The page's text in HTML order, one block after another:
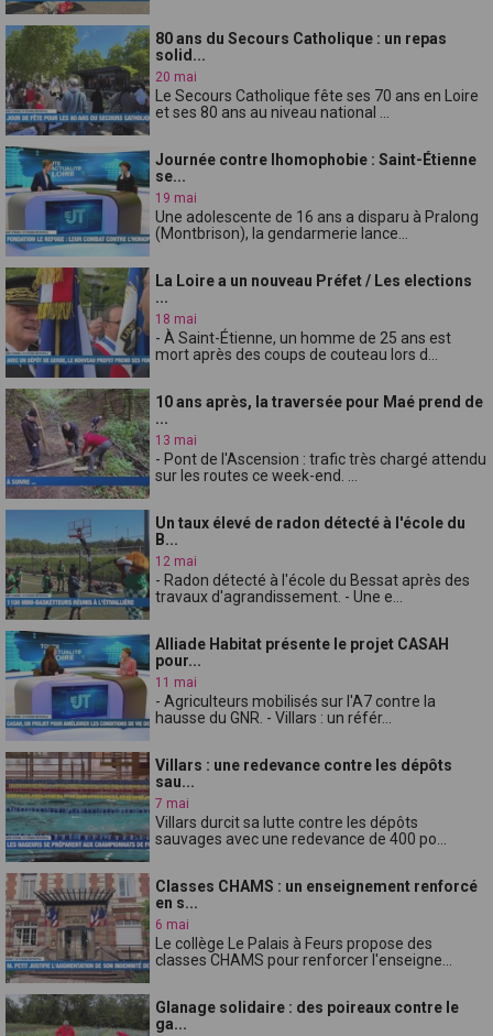
80 ans du Secours Catholique : un repas
solid...
20 mai
Le Secours Catholique fête ses 70 ans en Loire
et ses 80 ans au niveau national ...
Journée contre lhomophobie : Saint-Étienne
se...
19 mai
Une adolescente de 16 ans a disparu à Pralong
(Montbrison), la gendarmerie lance...
La Loire a un nouveau Préfet / Les elections
...
18 mai
- À Saint-Étienne, un homme de 25 ans est
mort après des coups de couteau lors d...
10 ans après, la traversée pour Maé prend de
...
13 mai
- Pont de l'Ascension : trafic très chargé attendu
sur les routes ce week-end. ...
Un taux élevé de radon détecté à l'école du
B...
12 mai
- Radon détecté à l'école du Bessat après des
travaux d'agrandissement. - Une e...
Alliade Habitat présente le projet CASAH
pour...
11 mai
- Agriculteurs mobilisés sur l'A7 contre la
hausse du GNR. - Villars : un référ...
Villars : une redevance contre les dépôts
sau...
7 mai
Villars durcit sa lutte contre les dépôts
sauvages avec une redevance de 400 po...
Classes CHAMS : un enseignement renforcé
en s...
6 mai
Le collège Le Palais à Feurs propose des
classes CHAMS pour renforcer l'enseigne...
Glanage solidaire : des poireaux contre le
ga...